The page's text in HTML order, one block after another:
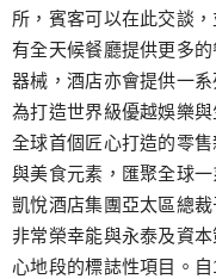
所，賓客可以在此交談
有全天候餐廳提供更多
器械，酒店亦會提供一系
為打造世界級優越娛樂
全球首個匠心打造的零
與美食元素，匯聚全球
凱悅酒店集團亞太區總
非常榮幸能與永泰及資
心地段的標誌性項目。